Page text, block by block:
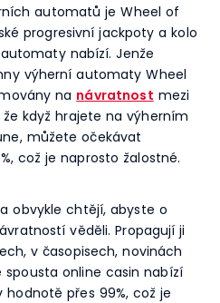
automatů je Wheel of
progresivní jackpoty a kolo
nabízí. Jenže
výherní automaty Wheel
na návratnost mezi
když hrajete na výherním
můžete očekávat
což je naprosto žalostné.
obvykle chtějí, abyste o
věděli. Propagují ji
v časopisech, novinách
online casin nabízí
přes 99%, což je